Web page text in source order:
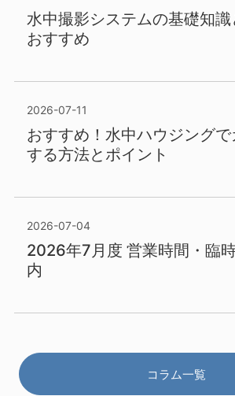
水中撮影システムの基礎知
おすすめ
2026-07-11
おすすめ！水中ハウジング
する方法とポイント
2026-07-04
2026年7月度 営業時間・臨
内
コラム一覧